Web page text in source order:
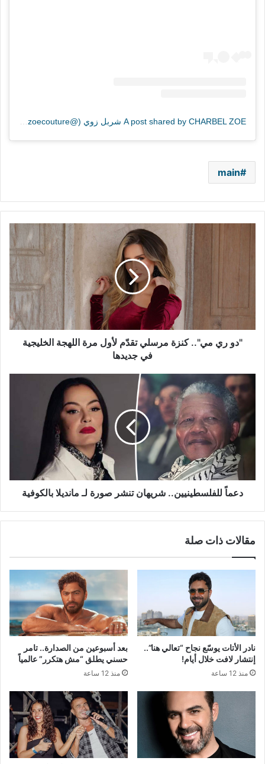
main
مرة
اللهجة
الخليجية"دو ري مي".. كنزة مرسلي تقدّم لأول مرة اللهجة الخليجية
في جديدها
دعماً
للفلسطينيين..
شريهان
تنشر
صورة
مانديلا
بالكوفية
دعماً للفلسطينيين.. شريهان تنشر صورة لـ مانديلا بالكوفية
مقالات ذات صلة
نادر الأتات يوسّع نجاح “تعالي هنا”..
إنتشار لافت خلال أيام!
منذ 12 ساعة
بعد أسبوعين من الصدارة.. تامر
حسني يطلق “مش هتكرر” عالمياً
منذ 12 ساعة